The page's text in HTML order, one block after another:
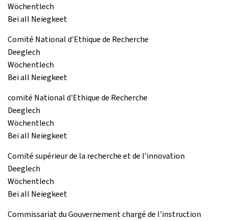
Wöchentlech
Bei all Neiegkeet
Comité National d'Ethique de Recherche
Deeglech
Wöchentlech
Bei all Neiegkeet
comité National d'Ethique de Recherche
Deeglech
Wöchentlech
Bei all Neiegkeet
Comité supérieur de la recherche et de l'innovation
Deeglech
Wöchentlech
Bei all Neiegkeet
Commissariat du Gouvernement chargé de l'instruction